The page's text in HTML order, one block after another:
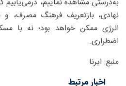
به‌درستی مشاهده نماییم، درمی‌یابیم که
نهادی، بازتعریف فرهنگ مصرف، و
انرژی ممکن خواهد بود؛ نه با
اضطراری.
منبع: ایرنا
اخبار مرتبط